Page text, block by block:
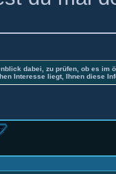
dabei, zu prüfen, ob es im
Interesse liegt, Ihnen diese